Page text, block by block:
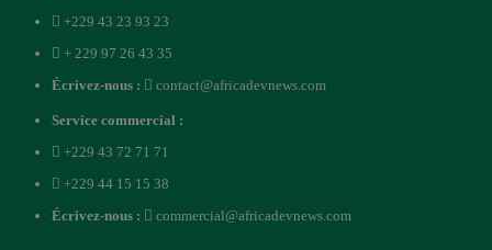
+229 43 23 93 23
+ 229 97 26 43 35
Écrivez-nous :
contact@africadevnews.com
Service commercial :
+229 43 72 71 71
+229 44 15 15 38
Écrivez-nous :
commercial@africadevnews.com